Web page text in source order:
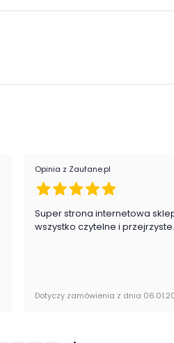
Opinia z Zaufane.pl
Super strona internetowa
wszystko czytelne i przejrzyste.
Dotyczy zamówienia z dnia